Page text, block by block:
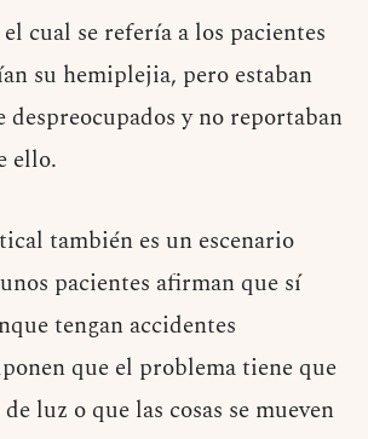
el cual se refería a los pacientes
su hemiplejia, pero estaban
despreocupados y no reportaban
ello.
también es un escenario
pacientes afirman que sí
tengan accidentes
que el problema tiene que
luz o que las cosas se mueven